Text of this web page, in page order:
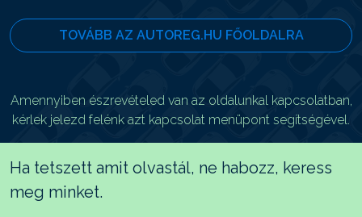
TOVÁBB AZ AUTOREG.HU FŐOLDALRA
Amennyiben észrevételed van az oldalunkal kapcsolatban,
kérlek jelezd felénk azt kapcsolat menüpont segítségével.
Ha tetszett amit olvastál, ne habozz, keress
meg minket.